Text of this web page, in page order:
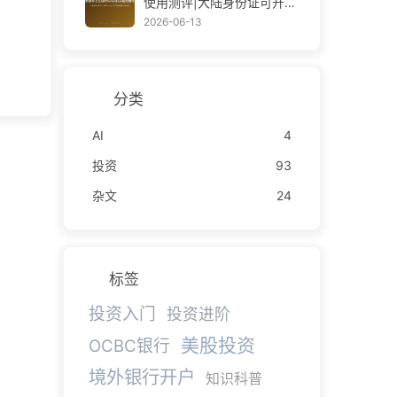
免港卡入金|零门槛零佣金交
2026-06-13
分类
AI
4
投资
93
杂文
24
标签
投资入门 投资进阶
OCBC银行
美股投资
境外银行开户
知识科普